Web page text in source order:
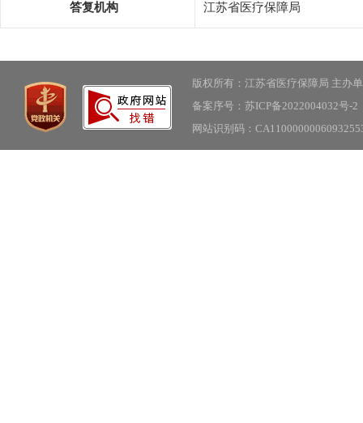
答复机构 江苏省医疗保障局
版权所有：江苏省医疗保障局 主办
备案序号：苏ICP备2022004032号-2
网站识别码：